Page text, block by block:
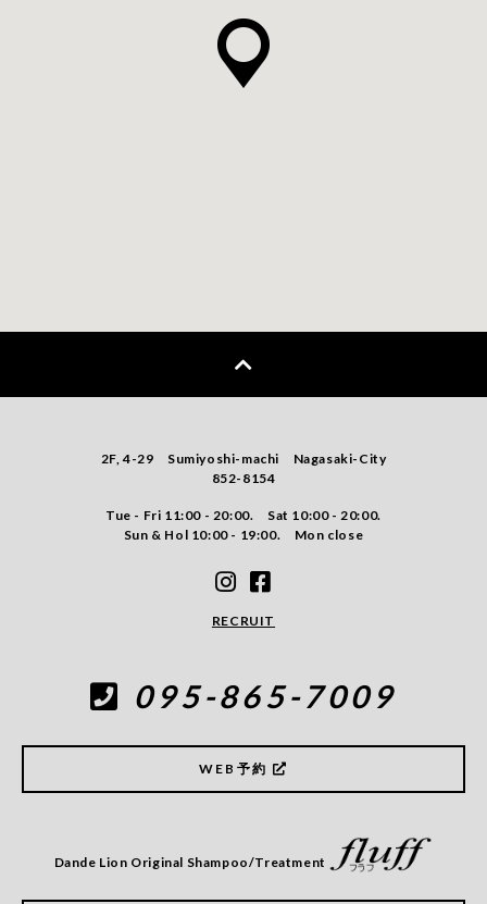
2F, 4-29 Sumiyoshi-machi Nagasaki-City
852-8154
Tue - Fri 11:00 - 20:00. Sat 10:00 - 20:00.
Sun & Hol 10:00 - 19:00. Mon close
RECRUIT
095-865-7009
WEB予約
Dande Lion Original Shampoo/Treatment